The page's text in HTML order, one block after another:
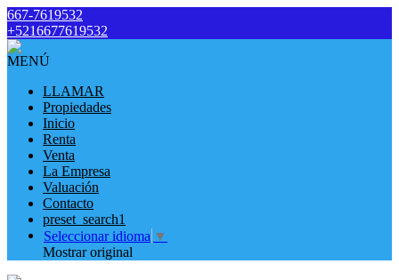
667-7619532
+5216677619532
MENÚ
LLAMAR
Propiedades
Inicio
Renta
Venta
La Empresa
Valuación
Contacto
preset_search1
Seleccionar idioma ▼
Mostrar original